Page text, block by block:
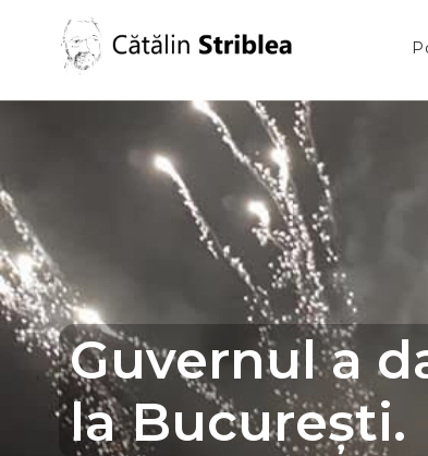
Guvernul a
la București.